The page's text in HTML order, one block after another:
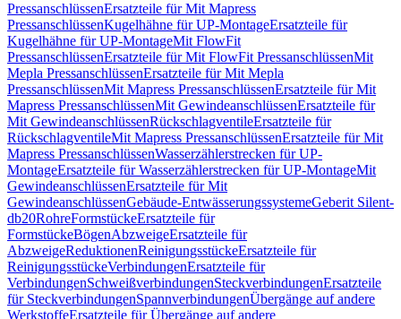
PressanschlüssenErsatzteile für Mit Mapress
PressanschlüssenKugelhähne für UP-MontageErsatzteile für
Kugelhähne für UP-MontageMit FlowFit
PressanschlüssenErsatzteile für Mit FlowFit PressanschlüssenMit
Mepla PressanschlüssenErsatzteile für Mit Mepla
PressanschlüssenMit Mapress PressanschlüssenErsatzteile für Mit
Mapress PressanschlüssenMit GewindeanschlüssenErsatzteile für
Mit GewindeanschlüssenRückschlagventileErsatzteile für
RückschlagventileMit Mapress PressanschlüssenErsatzteile für Mit
Mapress PressanschlüssenWasserzählerstrecken für UP-
MontageErsatzteile für Wasserzählerstrecken für UP-MontageMit
GewindeanschlüssenErsatzteile für Mit
GewindeanschlüssenGebäude-EntwässerungssystemeGeberit Silent-
db20RohreFormstückeErsatzteile für
FormstückeBögenAbzweigeErsatzteile für
AbzweigeReduktionenReinigungsstückeErsatzteile für
ReinigungsstückeVerbindungenErsatzteile für
VerbindungenSchweißverbindungenSteckverbindungenErsatzteile
für SteckverbindungenSpannverbindungenÜbergänge auf andere
WerkstoffeErsatzteile für Übergänge auf andere